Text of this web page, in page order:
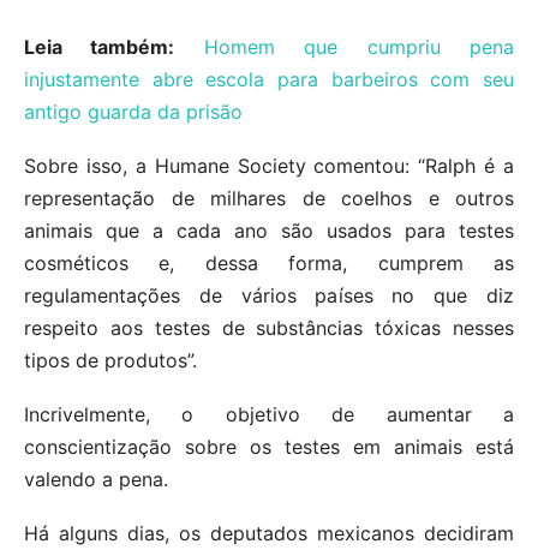
Leia também:
Homem que cumpriu pena
injustamente abre escola para barbeiros com seu
antigo guarda da prisão
Sobre isso, a Humane Society comentou: “Ralph é a
representação de milhares de coelhos e outros
animais que a cada ano são usados ​​para testes
cosméticos e, dessa forma, cumprem as
regulamentações de vários países no que diz
respeito aos testes de substâncias tóxicas nesses
tipos de produtos”.
Incrivelmente, o objetivo de aumentar a
conscientização sobre os testes em animais está
valendo a pena.
Há alguns dias, os deputados mexicanos decidiram